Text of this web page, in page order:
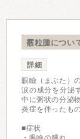
霰粒腫につい
詳細
眼瞼（まぶた）
涙の成分を分泌
中に粥状の分泌
炎症を伴ったも
■症状